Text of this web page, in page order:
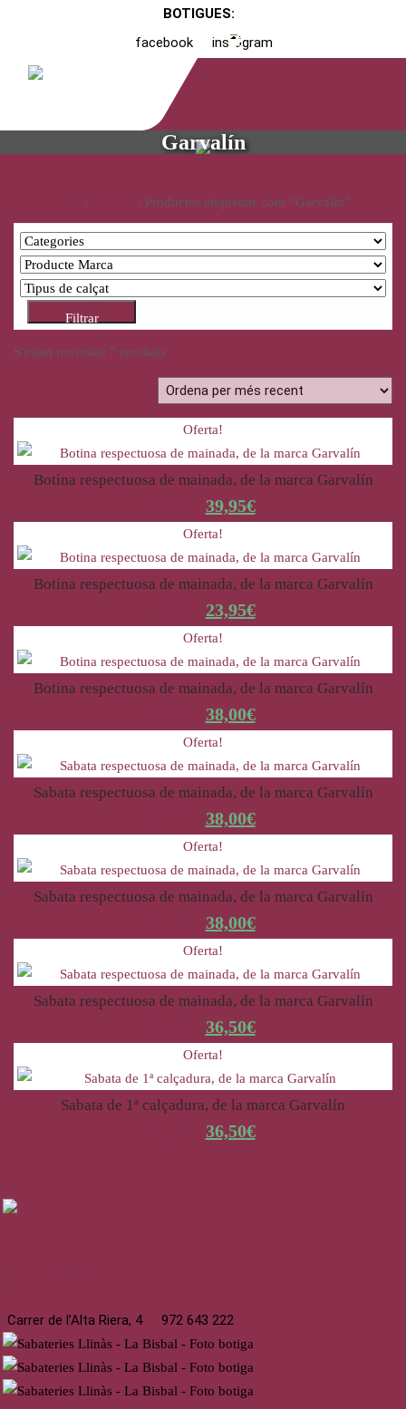
BOTIGUES:
facebook
instagram
Garvalín
/ / Productes etiquetats com “Garvalín”
Filtrar
S'estan mostrant 7 resultats
Oferta!
Botina respectuosa de mainada, de la marca Garvalín
39,95€
Oferta!
Botina respectuosa de mainada, de la marca Garvalín
23,95€
Oferta!
Botina respectuosa de mainada, de la marca Garvalín
38,00€
Oferta!
Sabata respectuosa de mainada, de la marca Garvalín
38,00€
Oferta!
Sabata respectuosa de mainada, de la marca Garvalín
38,00€
Oferta!
Sabata respectuosa de mainada, de la marca Garvalín
36,50€
Oferta!
Sabata de 1ª calçadura, de la marca Garvalín
36,50€
Carrer de l’Alta Riera, 4 972 643 222